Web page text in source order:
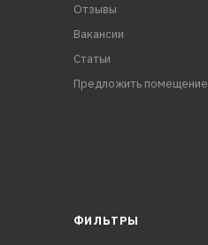
Отзывы
Вакансии
Статьи
Предложить помещение
ФИЛЬТРЫ